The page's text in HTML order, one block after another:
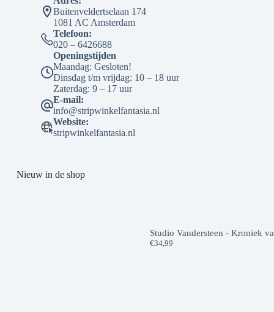
Buitenveldertselaan 174
1081 AC Amsterdam
Telefoon:
020 – 6426688
Openingstijden
Maandag: Gesloten!
Dinsdag t/m vrijdag: 10 – 18 uur
Zaterdag: 9 – 17 uur
E-mail:
info@stripwinkelfantasia.nl
Website:
stripwinkelfantasia.nl
Nieuw in de shop
Studio Vandersteen - Kroniek
€34,99